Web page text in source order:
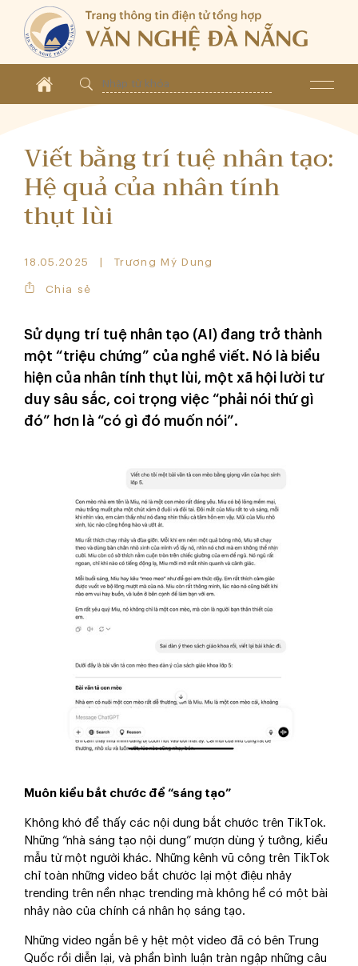
Viết bằng trí tuệ nhân tạo:
Hệ quả của nhân tính
thụt lùi
18.05.2025 Trương Mỹ Dung
Chia sẻ
Sử dụng trí tuệ nhân tạo (AI) đang trở thành
một “triệu chứng” của nghề viết. Nó là biểu
hiện của nhân tính thụt lùi, một xã hội lười tư
duy sâu sắc, coi trọng việc “phải nói thứ gì
đó” hơn là “có gì đó muốn nói”.
Muôn kiểu bắt chước để “sáng tạo”
Không khó để thấy các nội dung bắt chước trên TikTok.
Những “nhà sáng tạo nội dung” mượn dùng ý tưởng, kiểu
mẫu từ một người khác. Những kênh vũ công trên TikTok
chỉ toàn những video bắt chước lại một điệu nhảy
trending trên nền nhạc trending mà không hề có một bài
nhảy nào của chính cá nhân họ sáng tạo.
Những video ngắn bê y hệt một video đã có bên Trung
Quốc rồi diễn lại, và phần bình luận tràn ngập những câu